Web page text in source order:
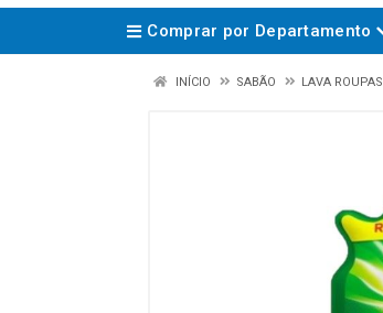
Comprar por Departamento
INÍCIO SABÃO LAVA ROUPAS